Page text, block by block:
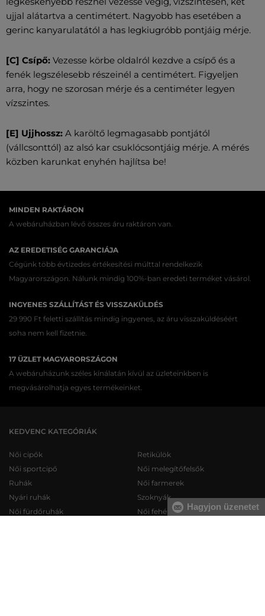
ujjal alátartva a centimétert. Nagyobb has esetében a
gerinc kanyarulatától a has legkiugróbb pontjáig mérje.
[C] Csípő: Vezesse körbe oldalról kezdve a csípő és a
fenék legszélesebb részeinél a centimétert. Figyeljen
arra, hogy ne szorosan mérje és a centiméter legyen
vízszintes.
[E] Ujjhossz: A karöltő legmagasabb pontjától
(vállcsonttól) az alsó kar csuklócsontjáig mérje. A mérés
közben karunkat enyhén hajlítsa be!
MINDEN RAKTÁRON
A webáruházban lévő összes áru raktáron van.
AZ EREDETISÉG GARANCIÁJA
Cégünk több évtizedes értékesítési múlttal rendelkezik
Magyarországon. Nálunk mindig 100%-ban eredeti terméket vásárol.
INGYENES SZÁLLÍTÁST ÉS VISSZAKÜLDÉS
29 990 Ft feletti szállítás mindig ingyenes, az áru visszaküldéséért
soha nem kell fizetnie.
17 ÜZLET MAGYARORSZÁGON
A webáruházunk széles kínálatán kívül az üzleteinkben is
megvásárolhatja egyes termékeinket.
KEDVENC KATEGÓRIÁK
Női cipők
Női sportcipő
Ruhák
Nyári ruhák
Női fürdőruhák
Retikülök
Női melegítőfelsők
Női farmerek
Szoknyák
Női fehérneműkHagyjon üzenetet